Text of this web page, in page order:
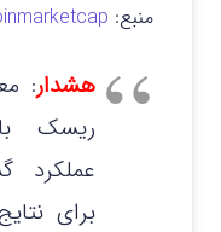
منبع:
هشدار:
ریسک
عملکرد
برای